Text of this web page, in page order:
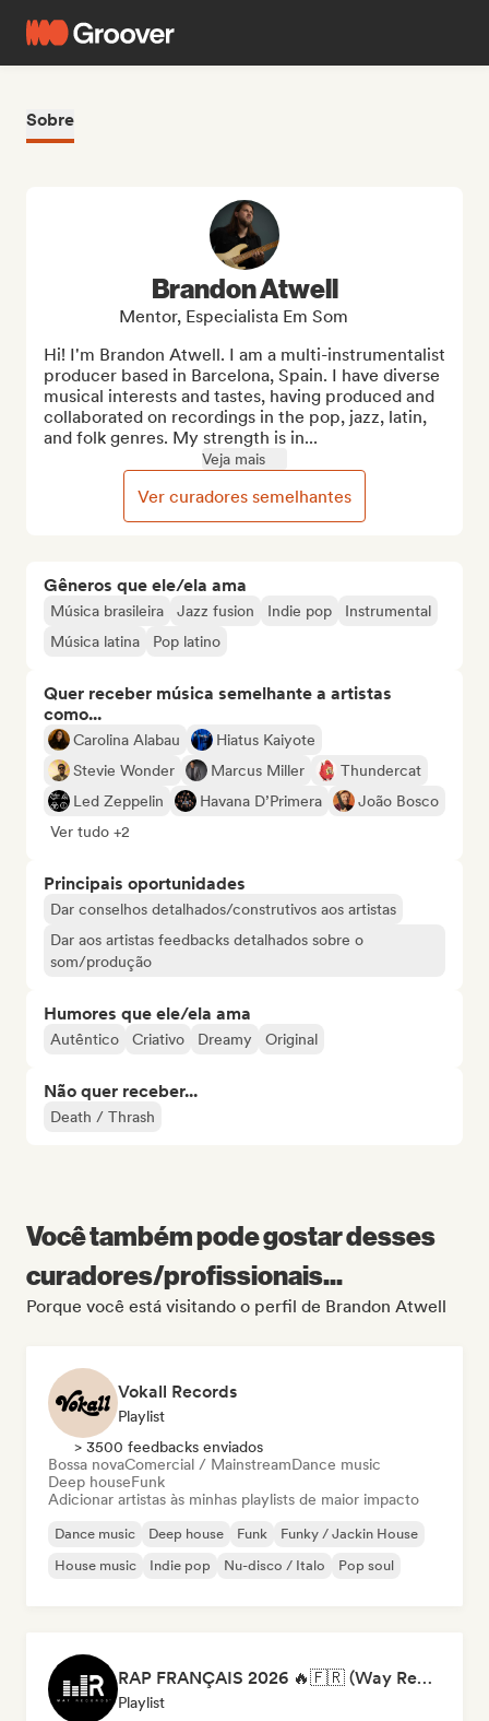
Sobre
Gêneros que ele/ela ama
Música brasileira Jazz fusion Indie pop
Instrumental
Música latina
Pop latino
Quer receber música semelhante a artistas
como...
Carolina Alabau
Hiatus Kaiyote
Stevie Wonder
Marcus Miller
Thundercat
Led Zeppelin
Havana D’Primera
João Bosco
Ver tudo +2
Principais oportunidades
Dar conselhos detalhados/construtivos aos artistas
Dar aos artistas feedbacks detalhados sobre o
som/produção
Humores que ele/ela ama
Autêntico Criativo Dreamy Original
Não quer receber...
Death / Thrash
Brandon Atwell
Mentor, Especialista Em Som
Hi! I'm Brandon Atwell. I am a multi-instrumentalist
producer based in Barcelona, Spain. I have diverse
musical interests and tastes, having produced and
collaborated on recordings in the pop, jazz, latin,
and folk genres. My strength is in...
Veja mais
Ver curadores semelhantes
Você também pode gostar desses
curadores/profissionais...
Porque você está visitando o perfil de Brandon Atwell
Vokall Records
Playlist
> 3500 feedbacks enviados
Bossa novaComercial / MainstreamDance music
Deep houseFunk
Adicionar artistas às minhas playlists de maior impacto
Dance music Deep house Funk
Funky / Jackin House
House music
Indie pop Nu-disco / Italo Pop soul
RAP FRANÇAIS 2026 🔥🇫🇷 (Way Records)
Playlist